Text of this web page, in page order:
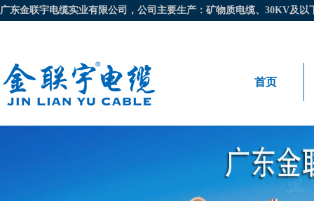
广东金联宇电缆实业有限公司，公司主要生产：矿物质电缆、30KV及
首页